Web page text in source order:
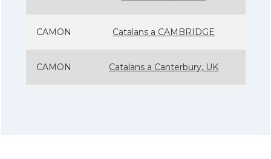
CAMON Catalans a CAMBRIDGE
CAMON Catalans a Canterbury, UK